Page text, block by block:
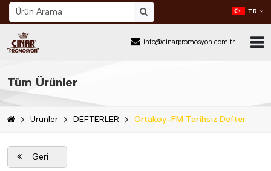
info@cinarpromosyon.com.tr
TR
Ana Sayfa
Hakkımızda
Sektör
Ürünler
Tüm Ürünler
Ürünler DEFTERLER Ortaköy-FM Tarihsiz Defter
Geri